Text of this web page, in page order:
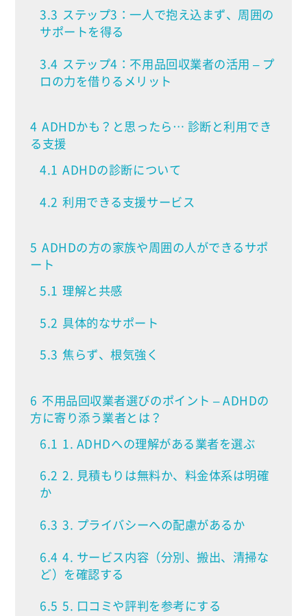
3.3 ステップ3：一人で抱え込まず、周囲の
サポートを得る
3.4 ステップ4：不用品回収業者の活用 – プ
ロの力を借りるメリット
4 ADHDかも？と思ったら… 診断と利用でき
る支援
4.1 ADHDの診断について
4.2 利用できる支援サービス
5 ADHDの方の家族や周囲の人ができるサポ
ート
5.1 理解と共感
5.2 具体的なサポート
5.3 焦らず、根気強く
6 不用品回収業者選びのポイント – ADHDの
方に寄り添う業者とは？
6.1 1. ADHDへの理解がある業者を選ぶ
6.2 2. 見積もりは無料か、料金体系は明確
か
6.3 3. プライバシーへの配慮があるか
6.4 4. サービス内容（分別、搬出、清掃な
ど）を確認する
6.5 5. 口コミや評判を参考にする